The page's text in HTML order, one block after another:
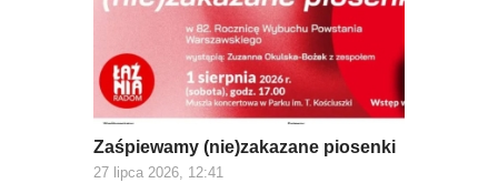
Zaśpiewamy (nie)zakazane piosenki
27 lipca 2026, 12:41